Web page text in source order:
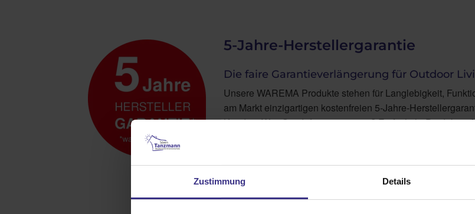
Zustimmung Details
5-Jahre-Herstellergarantie
Die faire Garantieverlängerung für Outdoor
Unsere WAREMA Produkte stehen für Langlebigkeit,
am Markt einzigartigen kostenfreien 5-Jahre-
Kunden. Was Sie dafür tun müssen? Einfach ihr Produkt
Mehr darüber finden sie hier »